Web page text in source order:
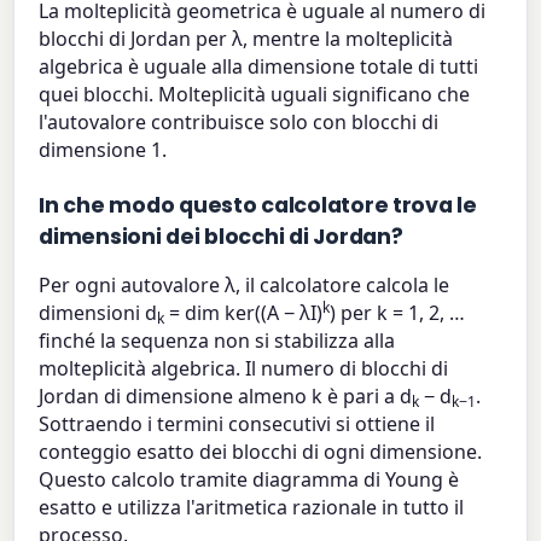
La molteplicità geometrica è uguale al numero di
blocchi di Jordan per λ, mentre la molteplicità
algebrica è uguale alla dimensione totale di tutti
quei blocchi. Molteplicità uguali significano che
l'autovalore contribuisce solo con blocchi di
dimensione 1.
In che modo questo calcolatore trova le
dimensioni dei blocchi di Jordan?
Per ogni autovalore λ, il calcolatore calcola le
dimensioni dk = dim ker((A − λI)k) per k = 1, 2, …
finché la sequenza non si stabilizza alla
molteplicità algebrica. Il numero di blocchi di
Jordan di dimensione almeno k è pari a dk − dk−1.
Sottraendo i termini consecutivi si ottiene il
conteggio esatto dei blocchi di ogni dimensione.
Questo calcolo tramite diagramma di Young è
esatto e utilizza l'aritmetica razionale in tutto il
processo.